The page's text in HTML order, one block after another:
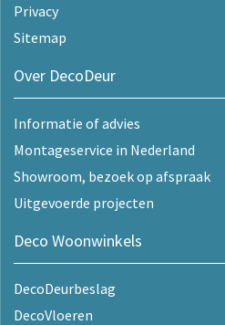
Privacy
Sitemap
Over DecoDeur
Informatie of advies
Montageservice in Nederland
Showroom, bezoek op afspraak
Uitgevoerde projecten
Deco Woonwinkels
DecoDeurbeslag
DecoVloeren